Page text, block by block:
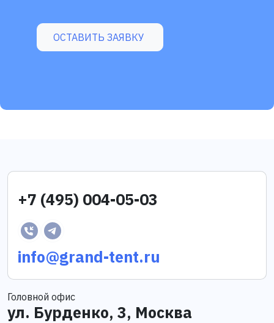
ОСТАВИТЬ ЗАЯВКУ
+7 (495) 004-05-03
info@grand-tent.ru
Головной офис
ул. Бурденко, 3, Москва